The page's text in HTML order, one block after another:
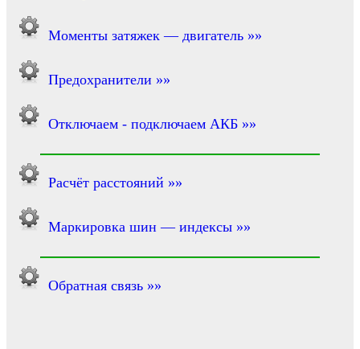
Моменты затяжек — двигатель »»
Предохранители »»
Отключаем - подключаем АКБ »»
Расчёт расстояний »»
Маркировка шин — индексы »»
Обратная связь »»